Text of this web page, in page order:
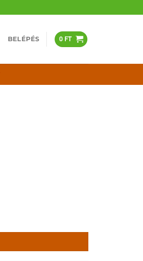
BELÉPÉS 0 FT